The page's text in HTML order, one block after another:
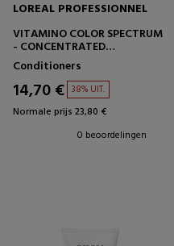
LOREAL PROFESSIONNEL
VITAMINO COLOR SPECTRUM
- CONCENTRATED
CONDITIONER FOR COLOR-
TREATED HAIR
Conditioners
14,70 € 38% UIT.
Normale prijs 23,80 €
0 beoordelingen